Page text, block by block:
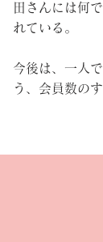
田さんには何
れている。
今後は、一人
う、会員数の